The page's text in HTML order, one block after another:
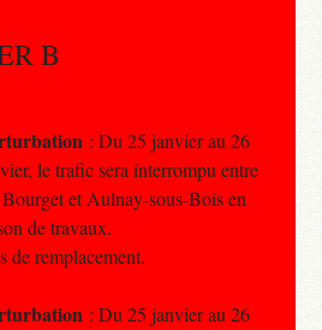
B
: Du 25 janvier au 26
le trafic sera interrompu entre
et Aulnay-sous-Bois en
de travaux.
de remplacement.
: Du 25 janvier au 26